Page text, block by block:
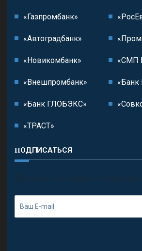
«Газпромбанк»
«Автоградбанк»
«Новикомбанк» «СМП
«Внешпромбанк» «Банк
«Банк ГЛОБЭКС»
«ТРАСТ»
ПОДПИСАТЬСЯ
П олучить последние обновления